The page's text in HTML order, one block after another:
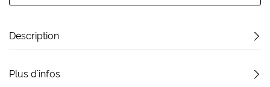
Description
Plus d'infos